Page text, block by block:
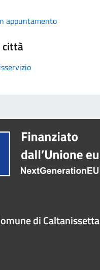
appuntamento
città
di Caltanissetta